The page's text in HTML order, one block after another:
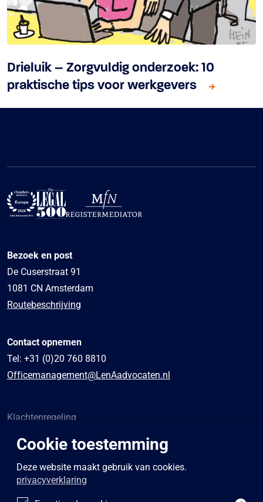
Drieluik – Zorgvuldig onderzoek: 10
praktische tips voor werkgevers
Bezoek en post
De Cuserstraat 91
1081 CN Amsterdam
Routebeschrijving
Contact opnemen
Tel: +31 (0)20 760 8810
Officemanagement@LenAadvocaten.nl
Klachtenregeling
Sponsoring
Privacybeleid
Disclaimer
Cookie toestemming
Deze website maakt gebruik van cookies.
privacyverklaring